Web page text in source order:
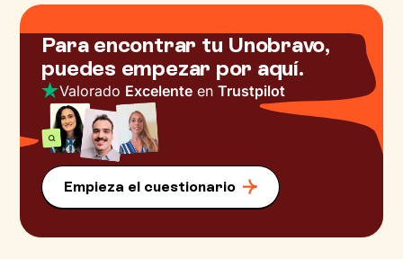
Para encontrar tu Unobravo,
puedes empezar por aquí.
Valorado Excelente enTrustpilot
Empieza el cuestionario